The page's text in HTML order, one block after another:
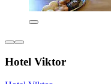
Hotel Viktor